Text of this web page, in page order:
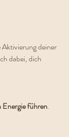
deiner
dabei, dich
Energie führen.